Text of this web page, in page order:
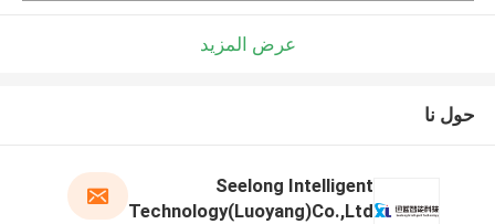
عرض المزيد
حول نا
Seelong Intelligent
Technology(Luoyang)Co.,Ltd